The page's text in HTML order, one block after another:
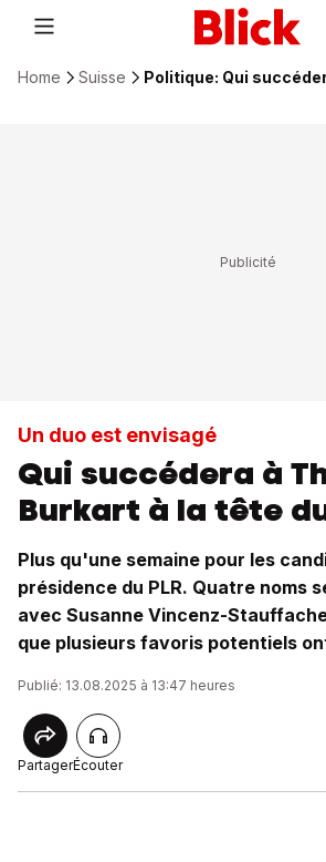
Home Suisse Politique: Qui
Un duo est envisagé
Qui succédera à
Burkart à la tête
Plus qu'une semaine pour les
présidence du PLR. Quatre noms
avec Susanne Vincenz-
que plusieurs favoris potentiels
Publié: 13.08.2025 à 13:47 heures
PartagerÉcouter